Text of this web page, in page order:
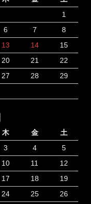
1
6 7
8
13 14
15
20 21
22
27 28
29
木 金
土
3 4
5
10 11
12
17 18
19
24 25
26